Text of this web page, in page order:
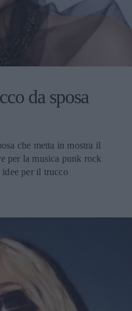
da sposa
che metta in mostra il
per la musica punk rock
idee per il trucco